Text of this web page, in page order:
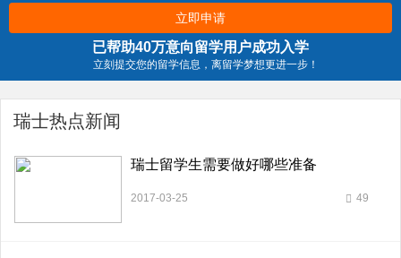
立即申请
已帮助40万意向留学用户成功入学
立刻提交您的留学信息，离留学梦想更进一步！
瑞士热点新闻
瑞士留学生需要做好哪些准备
2017-03-25 49